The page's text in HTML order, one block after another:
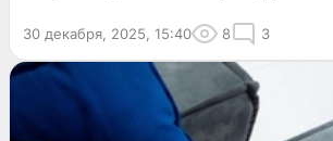
30 декабря, 2025, 15:40 8 3